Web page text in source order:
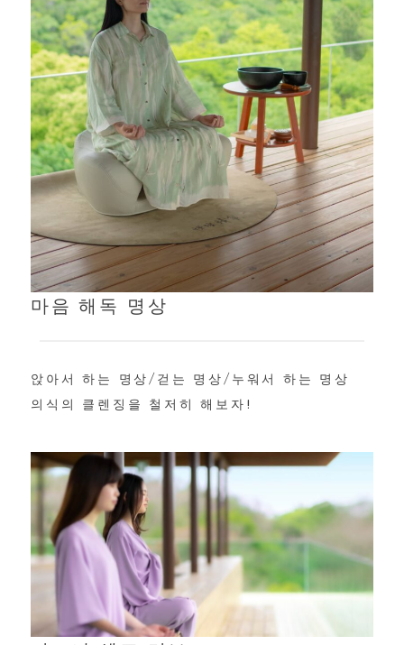
마음 해독 명상
앉아서 하는 명상/걷는 명상/누워서 하는 명상
의식의 클렌징을 철저히 해보자!